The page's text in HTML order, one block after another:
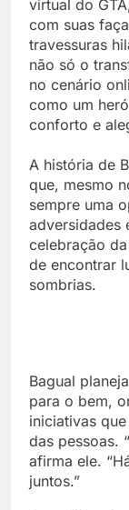
virtual do
com suas
travessuras
não só o
no cenário
como um
conforto e
A história de
que, mesmo
sempre uma
adversidades
celebração
de encontrar
sombrias.
Bagual
para o bem,
iniciativas
das pessoas.
afirma ele.
juntos.”